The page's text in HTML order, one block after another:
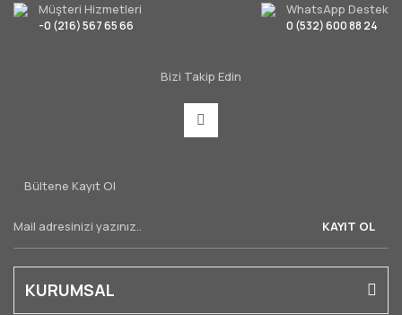
Müşteri Hizmetleri
-0 (216) 567 65 66
WhatsApp Destek
0 (532) 600 88 24
Bizi Takip Edin
Bültene Kayıt Ol
KAYIT OL
KURUMSAL